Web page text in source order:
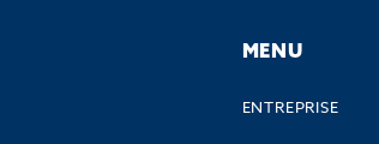
MENU
ENTREPRISE